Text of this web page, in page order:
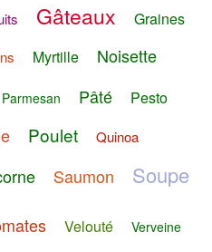
Gâteaux
Graines
Myrtille Noisette
Parmesan Pâté
Pesto
Poulet Quinoa
Saumon Soupe
Velouté Verveine